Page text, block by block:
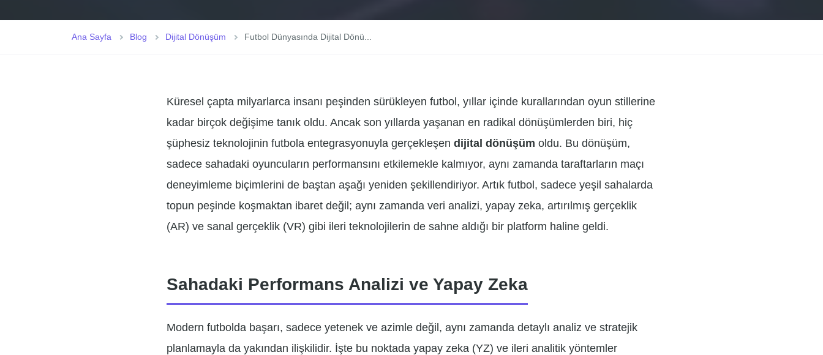
Ana Sayfa Blog Dijital Dönüşüm Futbol Dünyasında Dijital Dönü...
Küresel çapta milyarlarca insanı peşinden sürükleyen futbol, yıllar içinde kurallarından oyun stillerine
kadar birçok değişime tanık oldu. Ancak son yıllarda yaşanan en radikal dönüşümlerden biri, hiç
şüphesiz teknolojinin futbola entegrasyonuyla gerçekleşen dijital dönüşüm oldu. Bu dönüşüm,
sadece sahadaki oyuncuların performansını etkilemekle kalmıyor, aynı zamanda taraftarların maçı
deneyimleme biçimlerini de baştan aşağı yeniden şekillendiriyor. Artık futbol, sadece yeşil sahalarda
topun peşinde koşmaktan ibaret değil; aynı zamanda veri analizi, yapay zeka, artırılmış gerçeklik
(AR) ve sanal gerçeklik (VR) gibi ileri teknolojilerin de sahne aldığı bir platform haline geldi.
Sahadaki Performans Analizi ve Yapay Zeka
Modern futbolda başarı, sadece yetenek ve azimle değil, aynı zamanda detaylı analiz ve stratejik
planlamayla da yakından ilişkilidir. İşte bu noktada yapay zeka (YZ) ve ileri analitik yöntemler